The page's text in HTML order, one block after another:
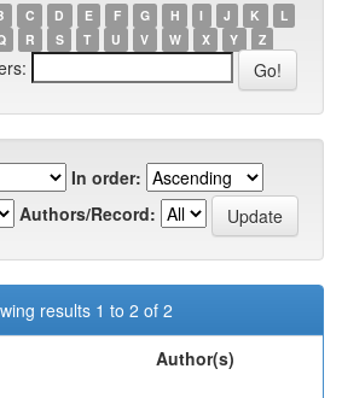
C D E F G H I J K
L
R S T U V W X Y Z
In order:
Authors/Record:
results 1 to 2 of 2
Author(s)